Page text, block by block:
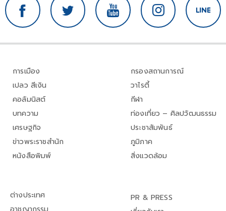
การเมือง
เปลว สีเงิน
คอลัมนิสต์
บทความ
เศรษฐกิจ
ข่าวพระราชสำนัก
หนังสือพิมพ์
กรองสถานการณ์
วาไรตี้
กีฬา
ท่องเที่ยว – ศิลปวัฒนธรรม
ประชาสัมพันธ์
ภูมิภาค
สิ่งแวดล้อม
ต่างประเทศ
PR & PRESS